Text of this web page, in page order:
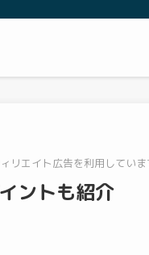
リエイト広告を利用していま
ントも紹介